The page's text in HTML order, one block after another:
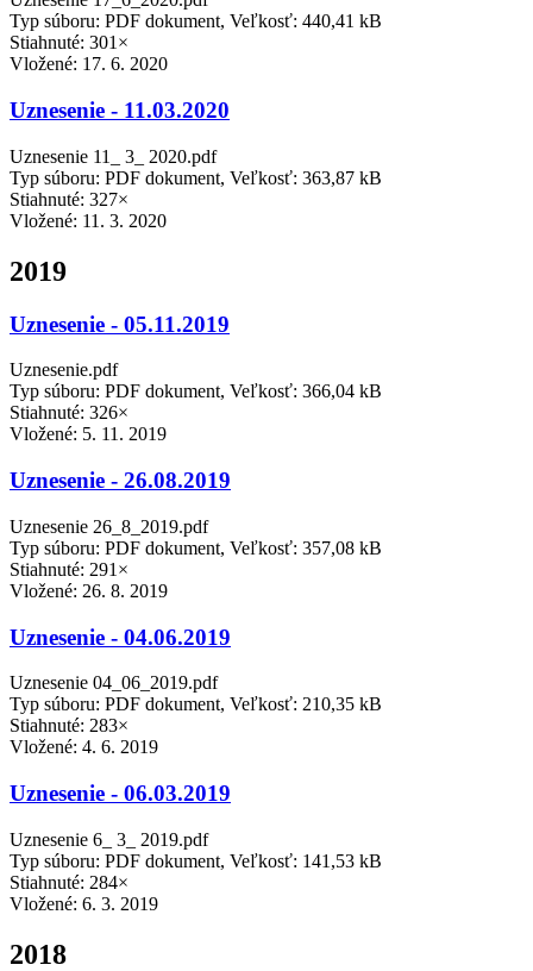
Typ súboru: PDF dokument, Veľkosť: 440,41 kB
Stiahnuté: 301×
Vložené: 17. 6. 2020
Uznesenie - 11.03.2020
Uznesenie 11_ 3_ 2020.pdf
Typ súboru: PDF dokument, Veľkosť: 363,87 kB
Stiahnuté: 327×
Vložené: 11. 3. 2020
2019
Uznesenie - 05.11.2019
Uznesenie.pdf
Typ súboru: PDF dokument, Veľkosť: 366,04 kB
Stiahnuté: 326×
Vložené: 5. 11. 2019
Uznesenie - 26.08.2019
Uznesenie 26_8_2019.pdf
Typ súboru: PDF dokument, Veľkosť: 357,08 kB
Stiahnuté: 291×
Vložené: 26. 8. 2019
Uznesenie - 04.06.2019
Uznesenie 04_06_2019.pdf
Typ súboru: PDF dokument, Veľkosť: 210,35 kB
Stiahnuté: 283×
Vložené: 4. 6. 2019
Uznesenie - 06.03.2019
Uznesenie 6_ 3_ 2019.pdf
Typ súboru: PDF dokument, Veľkosť: 141,53 kB
Stiahnuté: 284×
Vložené: 6. 3. 2019
2018